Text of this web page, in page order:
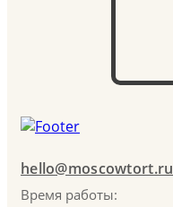
hello@moscowtort.ru
Время работы: